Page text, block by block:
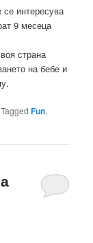
интересува
9 месеца
страна
на бебе и
Tagged Fun,